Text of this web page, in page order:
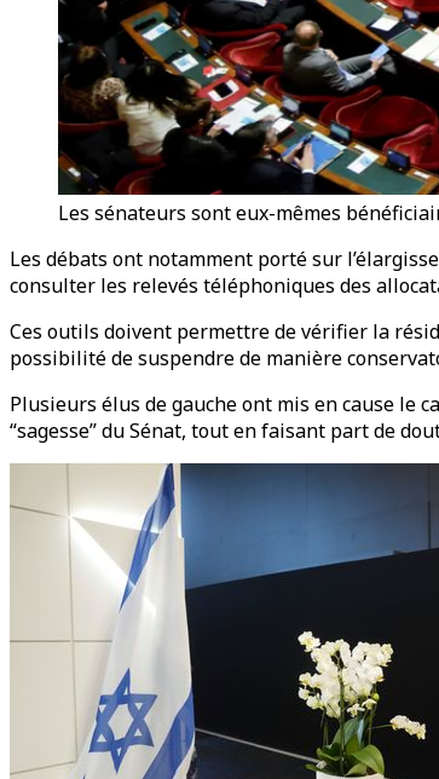
Les sénateurs sont eux-mêmes
Les débats ont notamment porté sur
consulter les relevés téléphoniques des
Ces outils doivent permettre de vérifier la
possibilité de suspendre de manière
Plusieurs élus de gauche ont mis en cause le
“sagesse” du Sénat, tout en faisant part de